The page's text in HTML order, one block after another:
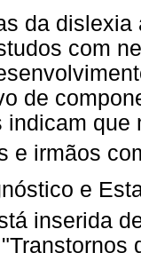
da
com
de
que
e irmãos
e
inserida